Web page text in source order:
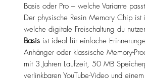
Basis oder Pro – welche Variante
Der physische Resin Memory Chip
welche digitale Freischaltung du
Basis ist ideal für einfache
Anhänger oder klassische Memory-
mit 3 Jahren Laufzeit, 50 MB
verlinkbaren YouTube-Video und